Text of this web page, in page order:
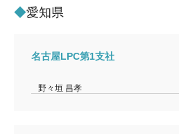
愛知県
名古屋LPC第1支社
野々垣 昌孝